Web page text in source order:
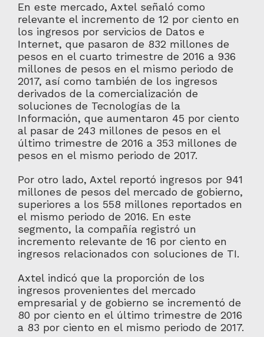
En este mercado, Axtel señaló como
relevante el incremento de 12 por ciento en
los ingresos por servicios de Datos e
Internet, que pasaron de 832 millones de
pesos en el cuarto trimestre de 2016 a 936
millones de pesos en el mismo periodo de
2017, así como también de los ingresos
derivados de la comercialización de
soluciones de Tecnologías de la
Información, que aumentaron 45 por ciento
al pasar de 243 millones de pesos en el
último trimestre de 2016 a 353 millones de
pesos en el mismo periodo de 2017.
Por otro lado, Axtel reportó ingresos por 941
millones de pesos del mercado de gobierno,
superiores a los 558 millones reportados en
el mismo periodo de 2016. En este
segmento, la compañía registró un
incremento relevante de 16 por ciento en
ingresos relacionados con soluciones de TI.
Axtel indicó que la proporción de los
ingresos provenientes del mercado
empresarial y de gobierno se incrementó de
80 por ciento en el último trimestre de 2016
a 83 por ciento en el mismo periodo de 2017.